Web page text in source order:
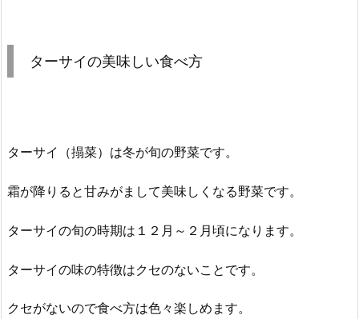
ターサイの美味しい食べ方
ターサイ（搨菜）は冬が旬の野菜です。
霜が降りると甘みがまして美味しくなる野菜です。
ターサイの旬の時期は１２月～２月頃になります。
ターサイの味の特徴はクセのないことです。
クセがないので食べ方は色々楽しめます。